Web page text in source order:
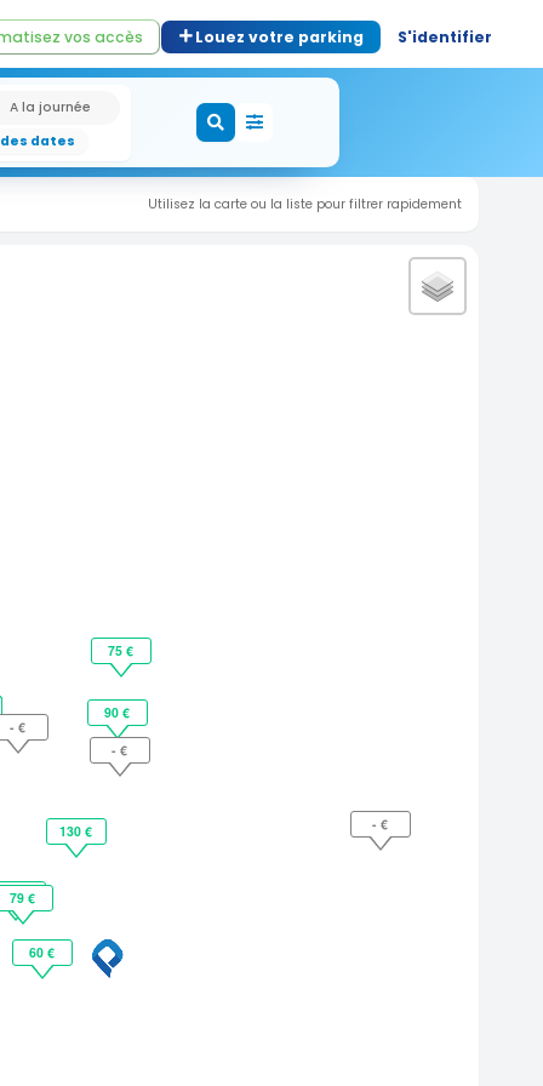
vos accès Louez votre parking S'identifier
A la journée
dates
Utilisez la carte ou la liste pour filtrer rapidement
60 €
79 €
68 €
130 €
- €
90 €
- €
75 €
- €